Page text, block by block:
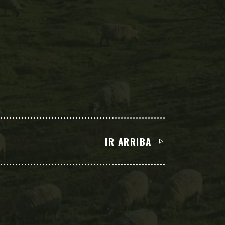
IR ARRIBA